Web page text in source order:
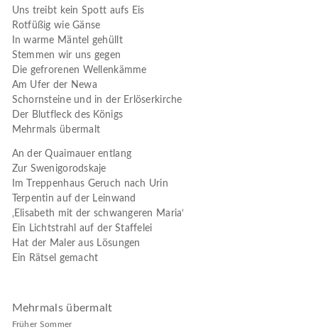
Uns treibt kein Spott aufs Eis
Rotfüßig wie Gänse
In warme Mäntel gehüllt
Stemmen wir uns gegen
Die gefrorenen Wellenkämme
Am Ufer der Newa
Schornsteine und in der Erlöserkirche
Der Blutfleck des Königs
Mehrmals übermalt
An der Quaimauer entlang
Zur Swenigorodskaje
Im Treppenhaus Geruch nach Urin
Terpentin auf der Leinwand
‚Elisabeth mit der schwangeren Maria‘
Ein Lichtstrahl auf der Staffelei
Hat der Maler aus Lösungen
Ein Rätsel gemacht
Mehrmals übermalt
Früher Sommer